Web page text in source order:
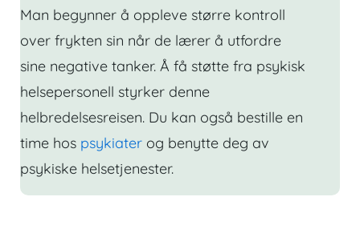
Man begynner å oppleve større kontroll
over frykten sin når de lærer å utfordre
sine negative tanker. Å få støtte fra psykisk
helsepersonell styrker denne
helbredelsesreisen. Du kan også bestille en
time hos psykiater og benytte deg av
psykiske helsetjenester.